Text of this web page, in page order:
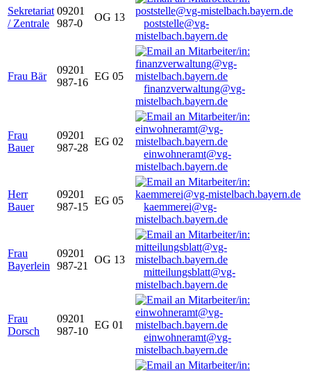
Sekretariat
/ Zentrale
09201
987-0
OG 13
poststelle@vg-
mistelbach.bayern.de
Frau Bär
09201
987-16
EG 05
finanzverwaltung@vg-
mistelbach.bayern.de
Frau
Bauer
09201
987-28
EG 02
einwohneramt@vg-
mistelbach.bayern.de
Herr
Bauer
09201
987-15
EG 05
kaemmerei@vg-
mistelbach.bayern.de
Frau
Bayerlein
09201
987-21
OG 13
mitteilungsblatt@vg-
mistelbach.bayern.de
Frau
Dorsch
09201
987-10
EG 01
einwohneramt@vg-
mistelbach.bayern.de